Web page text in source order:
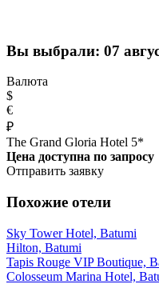
Вы выбрали: 07
Валюта
$
€
₽
The Grand Gloria Hotel 5*
Цена доступна по запросу
Отправить заявку
Похожие отели
Sky Tower Hotel, Batumi
Hilton, Batumi
Tapis Rouge VIP Boutique,
Colosseum Marina Hotel,